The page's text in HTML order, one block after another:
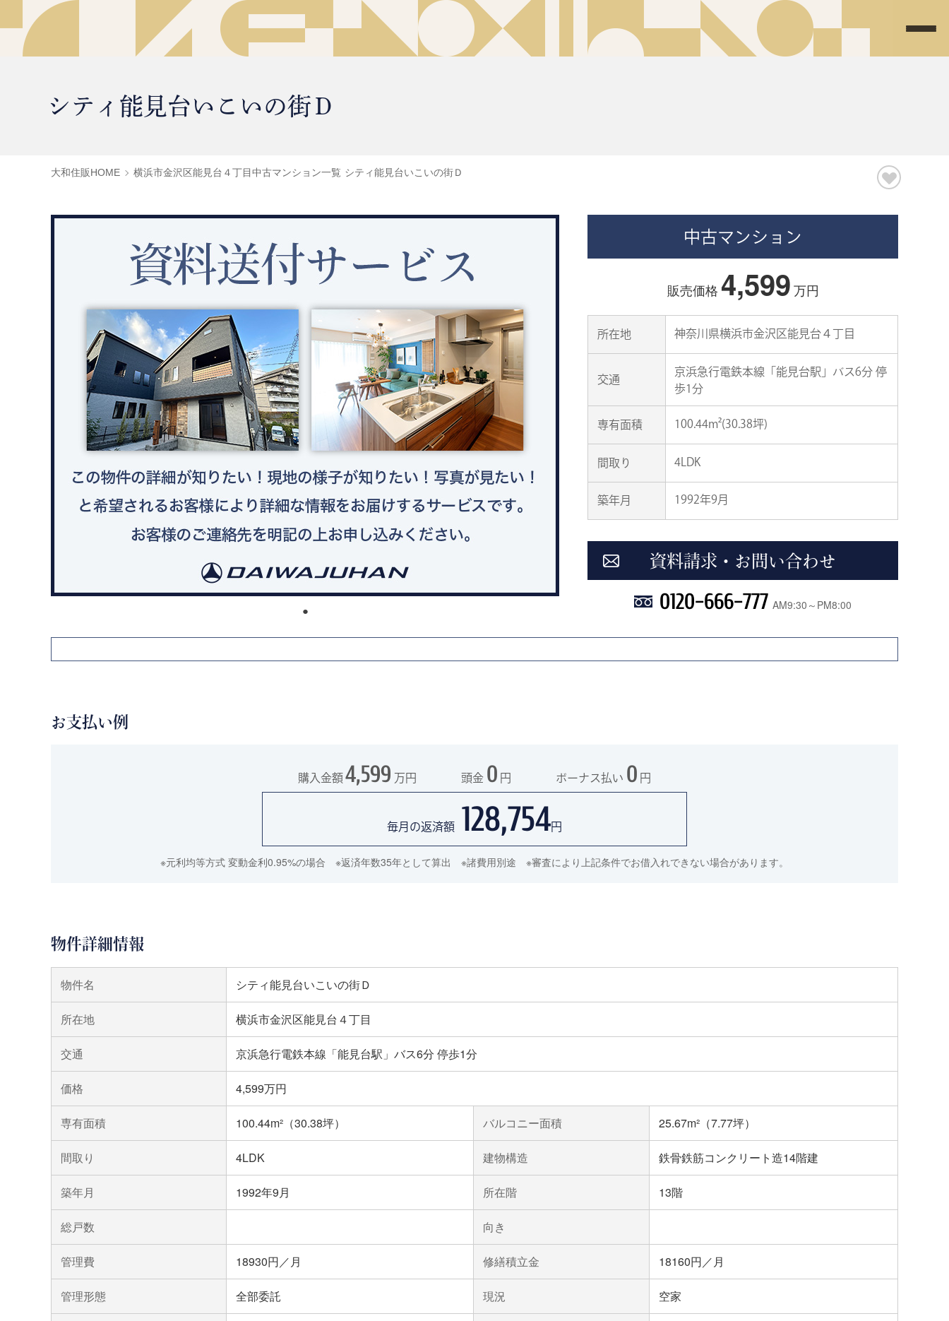
シティ能見台いこいの街Ｄ
大和住販HOME 横浜市金沢区能見台４丁目中古マンション一覧 シティ能見台いこいの街Ｄ
中古マンション
販売価格 4,599万円
所在地 神奈川県横浜市金沢区能見台４丁目
交通
京浜急行電鉄本線「能見台駅」バス6分 停
歩1分
専有面積 100.44m²(30.38坪)
間取り 4LDK
築年月 1992年9月
資料請求・お問い合わせ
0120-666-777 AM9:30～PM8:00
お支払い例
購入金額 4,599 万円 頭金 0 円 ボーナス払い 0 円
毎月の返済額 128,754円
※元利均等方式 変動金利0.95%の場合 ※返済年数35年として算出 ※諸費用別途 ※審査により上記条件でお借入れできない場合があります。
物件詳細情報
物件名 シティ能見台いこいの街Ｄ
所在地 横浜市金沢区能見台４丁目
交通 京浜急行電鉄本線「能見台駅」バス6分 停歩1分
価格 4,599万円
専有面積 100.44m²（30.38坪） バルコニー面積 25.67m²（7.77坪）
間取り 4LDK 建物構造 鉄骨鉄筋コンクリート造14階建
築年月 1992年9月 所在階 13階
総戸数 向き
管理費 18930円／月 修繕積立金 18160円／月
管理形態 全部委託 現況 空家